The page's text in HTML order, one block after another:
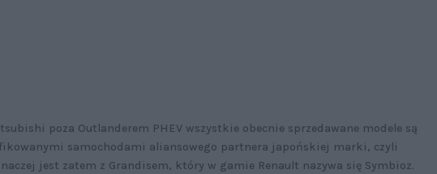
poza Outlanderem PHEV wszystkie obecnie sprzedawane modele są
samochodami aliansowego partnera japońskiej marki, czyli
jest zatem z Grandisem, który w gamie Renault nazywa się Symbioz.